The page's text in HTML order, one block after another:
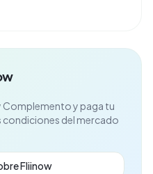
Complementoy paga tu
condiciones del mercado
Fliinow